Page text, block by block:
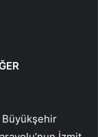
Büyükşehir